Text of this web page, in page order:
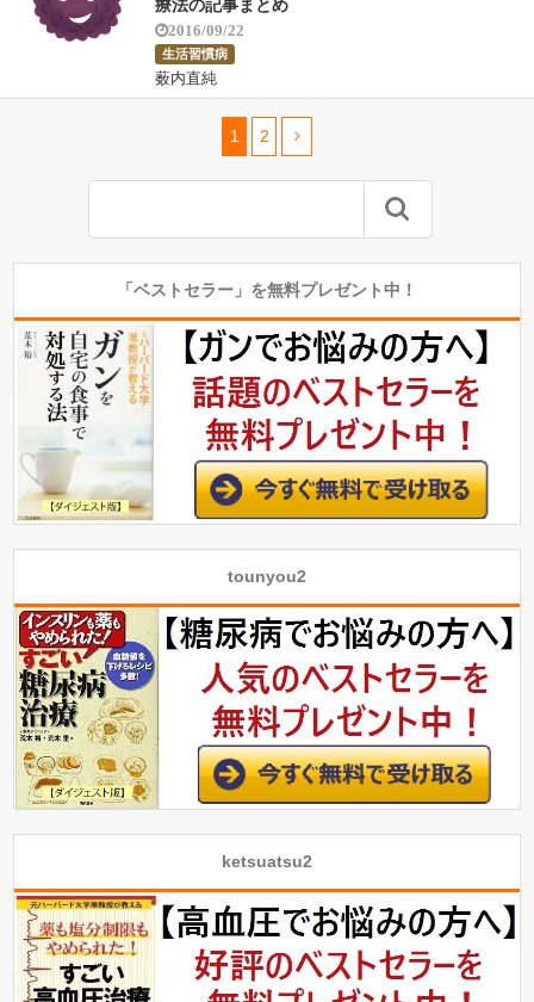
療法の記事まとめ
2016/09/22
生活習慣病
薮内直純
1 2
「ベストセラー」を無料プレゼント中！
tounyou2
ketsuatsu2